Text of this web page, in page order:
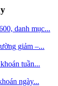
danh mục...
giảm –...
tuần...
ngày...